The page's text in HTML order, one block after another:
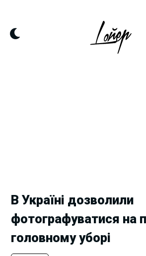
content
В Україні дозволили
фотографуватися на
головному уборі